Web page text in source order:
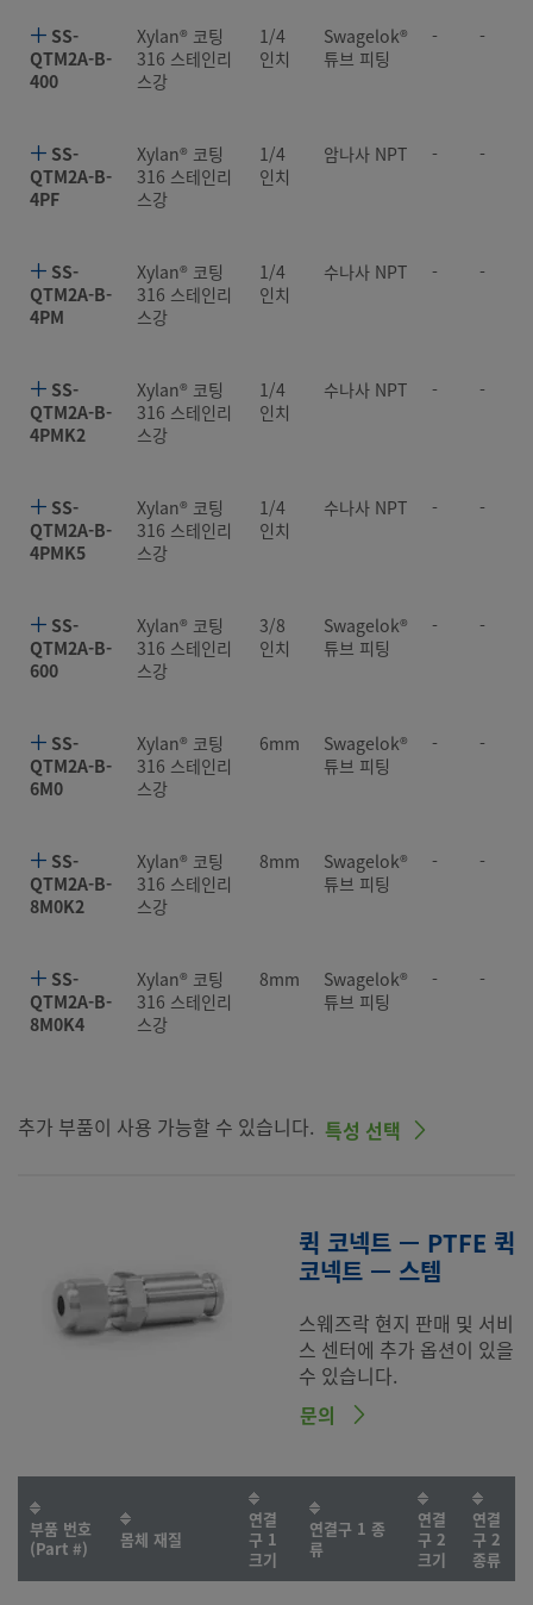
SS-
QTM2A-B-
400
Xylan® 코팅
316 스테인리
스강
1/4
인치
Swagelok®
튜브 피팅
- -
SS-
QTM2A-B-
4PF
Xylan® 코팅
316 스테인리
스강
1/4
인치
암나사 NPT - -
SS-
QTM2A-B-
4PM
Xylan® 코팅
316 스테인리
스강
1/4
인치
수나사 NPT - -
SS-
QTM2A-B-
4PMK2
Xylan® 코팅
316 스테인리
스강
1/4
인치
수나사 NPT - -
SS-
QTM2A-B-
4PMK5
Xylan® 코팅
316 스테인리
스강
1/4
인치
수나사 NPT - -
SS-
QTM2A-B-
600
Xylan® 코팅
316 스테인리
스강
3/8
인치
Swagelok®
튜브 피팅
- -
SS-
QTM2A-B-
6M0
Xylan® 코팅
316 스테인리
스강
6mm
Swagelok®
튜브 피팅
- -
SS-
QTM2A-B-
8M0K2
Xylan® 코팅
316 스테인리
스강
8mm
Swagelok®
튜브 피팅
- -
SS-
QTM2A-B-
8M0K4
Xylan® 코팅
316 스테인리
스강
8mm
Swagelok®
튜브 피팅
- -
추가 부품이 사용 가능할 수 있습니다. 특성 선택
퀵 코넥트 — PTFE 퀵
코넥트 — 스템
스웨즈락 현지 판매 및 서비
스 센터에 추가 옵션이 있을
수 있습니다.
문의
부품 번호
(Part #)
몸체 재질
연결
구 1
크기
연결구 1 종
류
연결
구 2
크기
연결
구 2
종류